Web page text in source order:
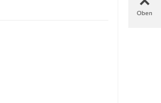
Oben